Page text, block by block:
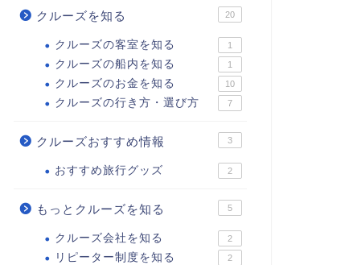
クルーズを知る 20
クルーズの客室を知る 1
クルーズの船内を知る 1
クルーズのお金を知る 10
クルーズの行き方・選び方 7
クルーズおすすめ情報 3
おすすめ旅行グッズ 2
もっとクルーズを知る 5
クルーズ会社を知る 2
リピーター制度を知る 2